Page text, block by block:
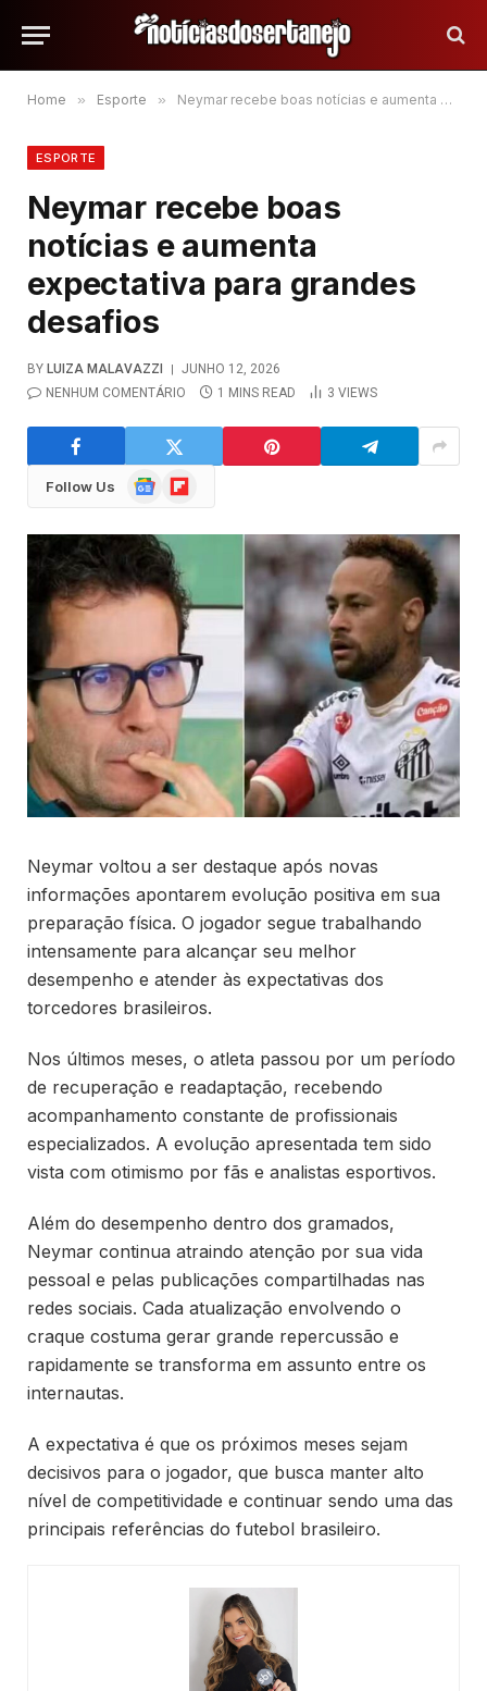
Home » Esporte » Neymar recebe boas notícias e aumenta expectativa para grandes desafios
ESPORTE
Neymar recebe boas
notícias e aumenta
expectativa para grandes
desafios
BY LUIZA MALAVAZZI
JUNHO 12, 2026
NENHUM COMENTÁRIO
1 MINS READ 3 VIEWS
Follow Us
GoogleFlipboard
Neymar voltou a ser destaque após novas
informações apontarem evolução positiva em sua
preparação física. O jogador segue trabalhando
intensamente para alcançar seu melhor
desempenho e atender às expectativas dos
torcedores brasileiros.
Nos últimos meses, o atleta passou por um período
de recuperação e readaptação, recebendo
acompanhamento constante de profissionais
especializados. A evolução apresentada tem sido
vista com otimismo por fãs e analistas esportivos.
Além do desempenho dentro dos gramados,
Neymar continua atraindo atenção por sua vida
pessoal e pelas publicações compartilhadas nas
redes sociais. Cada atualização envolvendo o
craque costuma gerar grande repercussão e
rapidamente se transforma em assunto entre os
internautas.
A expectativa é que os próximos meses sejam
decisivos para o jogador, que busca manter alto
nível de competitividade e continuar sendo uma das
principais referências do futebol brasileiro.